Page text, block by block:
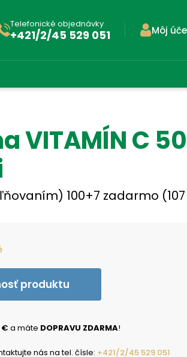
Telefonické objednávky
+421/2/45 529 051 Môj
VITAMÍN C
100+7 zadarmo
produktu
€ a máte DOPRAVU ZDARMA!
nás na tel. čísle: +421/2/45 529 051